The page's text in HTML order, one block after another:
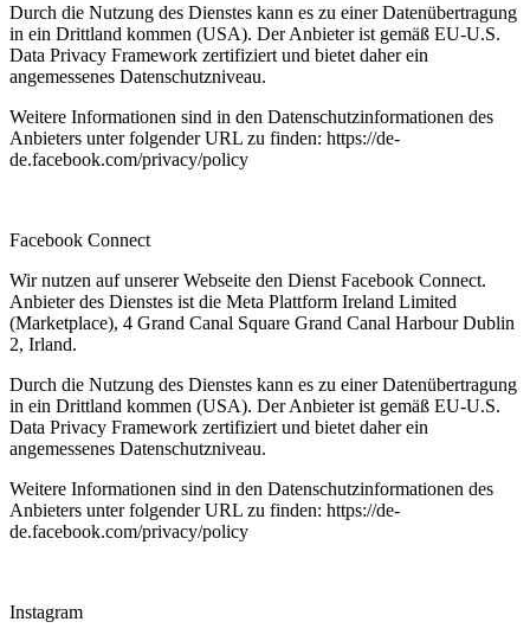
Durch die Nutzung des Dienstes kann es zu einer Datenübertragung
in ein Drittland kommen (USA). Der Anbieter ist gemäß EU-U.S.
Data Privacy Framework zertifiziert und bietet daher ein
angemessenes Datenschutzniveau.
Weitere Informationen sind in den Datenschutzinformationen des
Anbieters unter folgender URL zu finden: https://de-
de.facebook.com/privacy/policy
Facebook Connect
Wir nutzen auf unserer Webseite den Dienst Facebook Connect.
Anbieter des Dienstes ist die Meta Plattform Ireland Limited
(Marketplace), 4 Grand Canal Square Grand Canal Harbour Dublin
2, Irland.
Durch die Nutzung des Dienstes kann es zu einer Datenübertragung
in ein Drittland kommen (USA). Der Anbieter ist gemäß EU-U.S.
Data Privacy Framework zertifiziert und bietet daher ein
angemessenes Datenschutzniveau.
Weitere Informationen sind in den Datenschutzinformationen des
Anbieters unter folgender URL zu finden: https://de-
de.facebook.com/privacy/policy
Instagram